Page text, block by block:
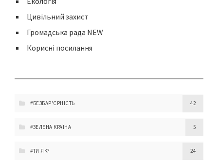
Цивільний захист
Громадська рада NEW
Корисні посилання
#БЕЗБАР'ЄРНІСТЬ 42
#ЗЕЛЕНА КРАЇНА 5
#ТИ ЯК? 24